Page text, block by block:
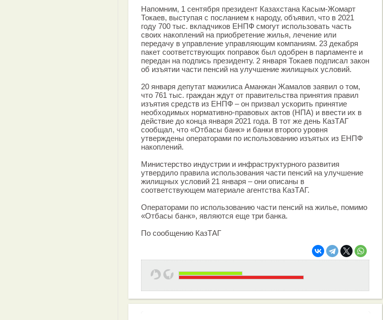
Напомним, 1 сентября президент Казахстана Касым-Жомарт
Токаев, выступая с посланием к народу, объявил, что в 2021
году 700 тыс. вкладчиков ЕНПФ смогут использовать часть
своих накоплений на приобретение жилья, лечение или
передачу в управление управляющим компаниям. 23 декабря
пакет соответствующих поправок был одобрен в парламенте и
передан на подпись президенту. 2 января Токаев подписал закон
об изъятии части пенсий на улучшение жилищных условий.
20 января депутат мажилиса Аманжан Жамалов заявил о том,
что 761 тыс. граждан ждут от правительства принятия правил
изъятия средств из ЕНПФ – он призвал ускорить принятие
необходимых нормативно-правовых актов (НПА) и ввести их в
действие до конца января 2021 года. В тот же день КазТАГ
сообщал, что «Отбасы банк» и банки второго уровня
утверждены операторами по использованию изъятых из ЕНПФ
накоплений.
Министерство индустрии и инфраструктурного развития
утвердило правила использования части пенсий на улучшение
жилищных условий 21 января – они описаны в
соответствующем материале агентства КазТАГ.
Операторами по использованию части пенсий на жилье, помимо
«Отбасы банк», являются еще три банка.
По сообщению КазТАГ